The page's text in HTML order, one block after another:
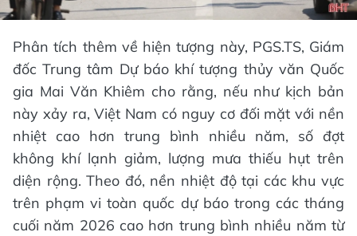
Phân tích thêm về hiện tượng này, PGS.TS, Giám
đốc Trung tâm Dự báo khí tượng thủy văn Quốc
gia Mai Văn Khiêm cho rằng, nếu như kịch bản
này xảy ra, Việt Nam có nguy cơ đối mặt với nền
nhiệt cao hơn trung bình nhiều năm, số đợt
không khí lạnh giảm, lượng mưa thiếu hụt trên
diện rộng. Theo đó, nền nhiệt độ tại các khu vực
trên phạm vi toàn quốc dự báo trong các tháng
cuối năm 2026 cao hơn trung bình nhiều năm từ